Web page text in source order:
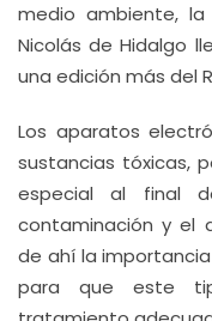
medio ambiente, la
Nicolás de Hidalgo
una edición más del
Los aparatos
sustancias tóxicas,
especial al final
contaminación y el
de ahí la
para que este